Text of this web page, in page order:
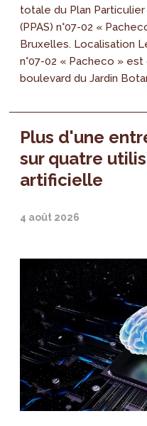
totale du Plan Particulier
(PPAS) n°07-02 «
Bruxelles. Localisation
n°07-02 « Pacheco »
boulevard du Jardin
Plus d'une
sur quatre
artificielle
4 août 2026